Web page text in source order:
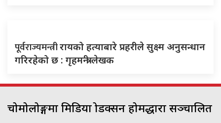
पूर्वराज्यमन्त्रीरायको हत्याबारे प्रहरीले सुक्ष्म अनुसन्धान
गरिरहेको छ : गृहमन्त्री लेखक
चोमोलोङ्गमा मिडिया प्रोडक्सन होमद्धारा सञ्चालित